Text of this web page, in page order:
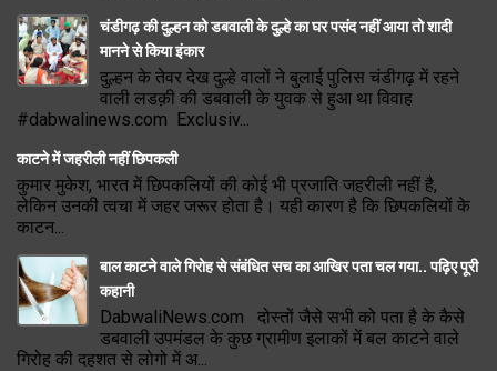
चंडीगढ़ की दुल्हन को डबवाली के दुल्हे का घर पसंद नहीं आया तो शादी
मानने से किया इंकार
दुल्हन के तेवर देख दुल्हे वालों ने बुलाई पुलिस चंडीगढ़ में रहने
वाली लडक़ी की डबवाली के युवक से हुआ था विवाह
#dabwalinews.com Exclusiv...
काटने में जहरीली नहीं छिपकली
कुमार मुकेश, भारत में छिपकलियों की कोई भी प्रजाति जहरीली नहीं है,
लेकिन उनकी त्वचा में जहर जरूर होता है। यही कारण है कि छिपकलियों के
काटन...
बाल काटने वाले गिरोह से संबंधित सच का आखिर पता चल गया.. पढ़िए पूरी
कहानी
DabwaliNews.com दोस्तों जैसे सभी को पता है के कैसे
डबवाली उपमंडल के कुछ ग्रामीण इलाकों में बल काटने वाले
गिरोह की दहशत से लोगो में अ...